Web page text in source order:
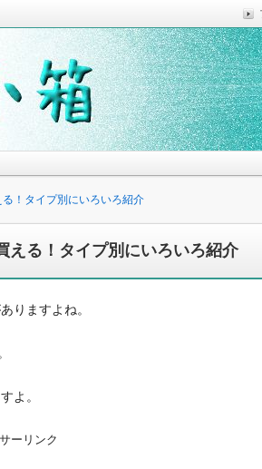
ば便利なことなどを気がついた時に綴っ
！タイプ別にいろいろ紹介
える！タイプ別にいろいろ紹介
りますよね。
よ。
ーリンク